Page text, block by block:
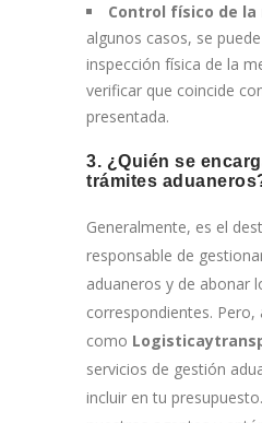
Control físico de la
algunos casos, se
inspección física de la
verificar que coincide
presentada.
3. ¿Quién se
trámites
Generalmente, es el
responsable de
aduaneros y de abonar
correspondientes. Pero,
como
servicios de gestión
incluir en tu